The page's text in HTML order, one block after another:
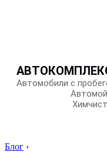
Автомобили с
Блог ›